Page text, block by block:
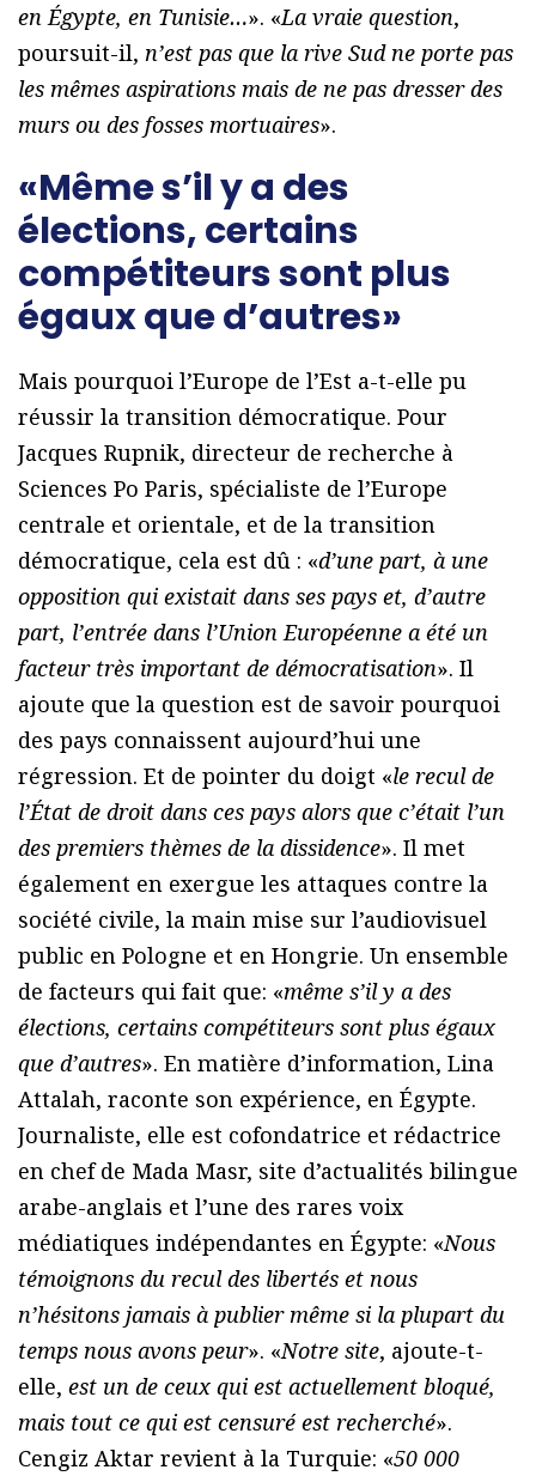
en Égypte, en Tunisie…». «La vraie question,
poursuit-il, n’est pas que la rive Sud ne porte pas
les mêmes aspirations mais de ne pas dresser des
murs ou des fosses mortuaires».
«Même s’il y a des
élections, certains
compétiteurs sont plus
égaux que d’autres»
Mais pourquoi l’Europe de l’Est a-t-elle pu
réussir la transition démocratique. Pour
Jacques Rupnik, directeur de recherche à
Sciences Po Paris, spécialiste de l’Europe
centrale et orientale, et de la transition
démocratique, cela est dû : «d’une part, à une
opposition qui existait dans ses pays et, d’autre
part, l’entrée dans l’Union Européenne a été un
facteur très important de démocratisation». Il
ajoute que la question est de savoir pourquoi
des pays connaissent aujourd’hui une
régression. Et de pointer du doigt «le recul de
l’État de droit dans ces pays alors que c’était l’un
des premiers thèmes de la dissidence». Il met
également en exergue les attaques contre la
société civile, la main mise sur l’audiovisuel
public en Pologne et en Hongrie. Un ensemble
de facteurs qui fait que: «même s’il y a des
élections, certains compétiteurs sont plus égaux
que d’autres». En matière d’information, Lina
Attalah, raconte son expérience, en Égypte.
Journaliste, elle est cofondatrice et rédactrice
en chef de Mada Masr, site d’actualités bilingue
arabe-anglais et l’une des rares voix
médiatiques indépendantes en Égypte: «Nous
témoignons du recul des libertés et nous
n’hésitons jamais à publier même si la plupart du
temps nous avons peur». «Notre site, ajoute-t-
elle, est un de ceux qui est actuellement bloqué,
mais tout ce qui est censuré est recherché».
Cengiz Aktar revient à la Turquie: «50 000